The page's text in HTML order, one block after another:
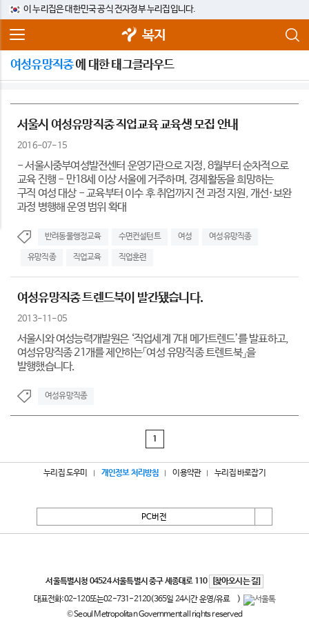
이 누리집은 대한민국 공식 전자정부 누리집입니다.
복지
여성유망직종에 대한 태그클라우드
서울시 여성유망직종 직업교육 교육생 모집 안내
2016-07-15
- 서울시중부여성발전센터 운영기관으로 지정, 8월부터 순차적으로
교육 진행 - 만18세 이상 서울에 거주하며, 경제활동을 희망하는
구직 여성 대상 - 교육부터 이수 후 취업까지 전 과정 지원, 개선·보완
과정 병행해 운영 범위 확대
반려동물행정교육 수면컨설턴트 여성 여성유망직종
유망직종 직업교육 직업훈련
여성유망직종 트렌드북이 발간됐습니다.
2013-11-05
서울시와 여성능력개발원은 ‘직업세계 7대 메가트렌드’를 발표하고,
여성유망직종 21개를 제안하는「여성 유망직종 트렌트북」을
발행했습니다.
여성유망직종
1
누리집 도우미 개인정보 처리방침 이용약관 누리집 바로잡기
PC버전
서울특별시청 04524 서울특별시 중구 세종대로 110
[찾아오시는 길]
대표전화:02-120또는02-731-2120(365일 24시간 운영/유료
)
© Seoul Metropolitan Government all rights reserved